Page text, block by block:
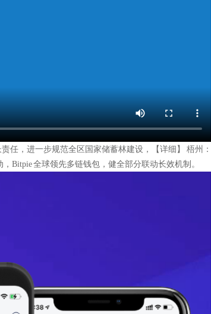
任，进一步规范全区国家储蓄林建设，【详细】 梧州：
Bitpie 全球领先多链钱包，健全部分联动长效机制。